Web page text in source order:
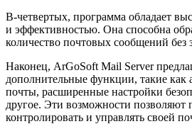
В-четвертых, программа обладает
и эффективностью. Она способна
количество почтовых сообщений без
Наконец, ArGoSoft Mail Server
дополнительные функции, такие как
почты, расширенные настройки
другое. Эти возможности позволяют
контролировать и управлять своей